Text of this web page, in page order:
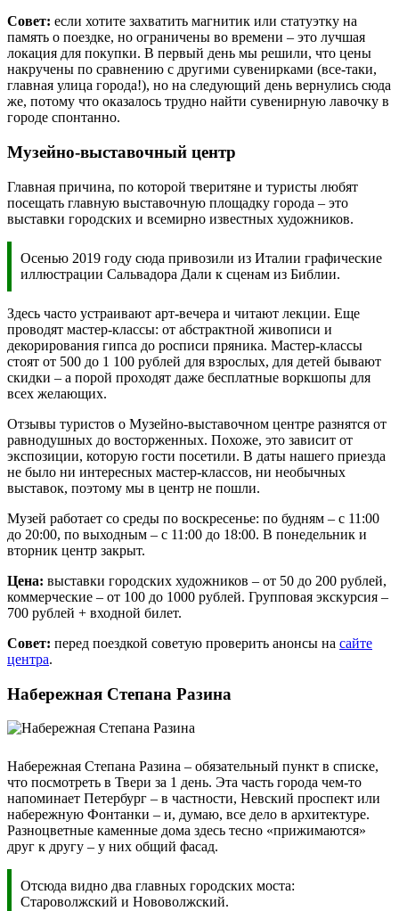
Совет: если хотите захватить магнитик или статуэтку на
память о поездке, но ограничены во времени – это лучшая
локация для покупки. В первый день мы решили, что цены
накручены по сравнению с другими сувенирками (все-таки,
главная улица города!), но на следующий день вернулись сюда
же, потому что оказалось трудно найти сувенирную лавочку в
городе спонтанно.
Музейно-выставочный центр
Главная причина, по которой тверитяне и туристы любят
посещать главную выставочную площадку города – это
выставки городских и всемирно известных художников.
Осенью 2019 году сюда привозили из Италии графические
иллюстрации Сальвадора Дали к сценам из Библии.
Здесь часто устраивают арт-вечера и читают лекции. Еще
проводят мастер-классы: от абстрактной живописи и
декорирования гипса до росписи пряника. Мастер-классы
стоят от 500 до 1 100 рублей для взрослых, для детей бывают
скидки – а порой проходят даже бесплатные воркшопы для
всех желающих.
Отзывы туристов о Музейно-выставочном центре разнятся от
равнодушных до восторженных. Похоже, это зависит от
экспозиции, которую гости посетили. В даты нашего приезда
не было ни интересных мастер-классов, ни необычных
выставок, поэтому мы в центр не пошли.
Музей работает со среды по воскресенье: по будням – с 11:00
до 20:00, по выходным – с 11:00 до 18:00. В понедельник и
вторник центр закрыт.
Цена: выставки городских художников – от 50 до 200 рублей,
коммерческие – от 100 до 1000 рублей. Групповая экскурсия –
700 рублей + входной билет.
Совет: перед поездкой советую проверить анонсы на сайте
центра.
Набережная Степана Разина
Набережная Степана Разина – обязательный пункт в списке,
что посмотреть в Твери за 1 день. Эта часть города чем-то
напоминает Петербург – в частности, Невский проспект или
набережную Фонтанки – и, думаю, все дело в архитектуре.
Разноцветные каменные дома здесь тесно «прижимаются»
друг к другу – у них общий фасад.
Отсюда видно два главных городских моста:
Староволжский и Нововолжский.